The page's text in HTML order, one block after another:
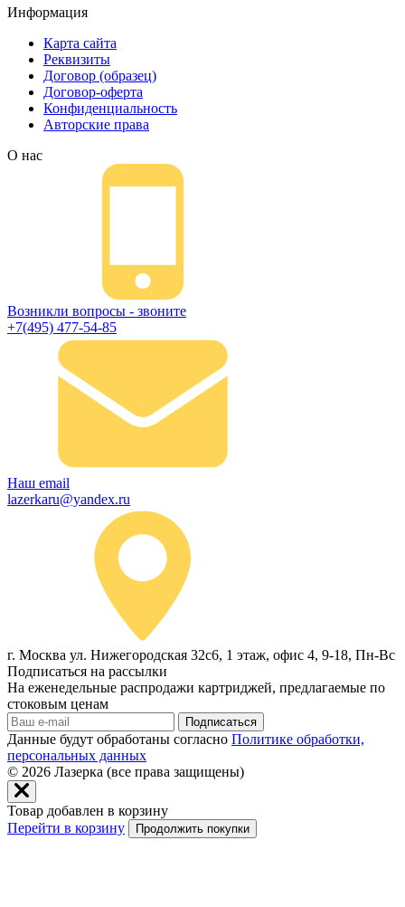
Информация
Карта сайта
Реквизиты
Договор (образец)
Договор-оферта
Конфиденциальность
Авторские права
О нас
Возникли вопросы - звоните
+7(495) 477-54-85
Наш email
lazerkaru@yandex.ru
г. Москва ул. Нижегородская 32с6, 1 этаж, офис 4, 9-18, Пн-Вс
Подписаться на рассылки
На еженедельные распродажи картриджей, предлагаемые по
стоковым ценам
Подписаться
Данные будут обработаны согласно Политике обработки,
персональных данных
© 2026 Лазерка (все права защищены)
Товар добавлен в корзину
Перейти в корзину
Продолжить покупки